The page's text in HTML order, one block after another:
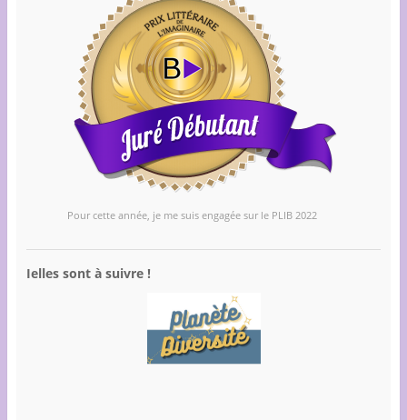
Pour cette année, je me suis engagée sur le PLIB 2022
Ielles sont à suivre !